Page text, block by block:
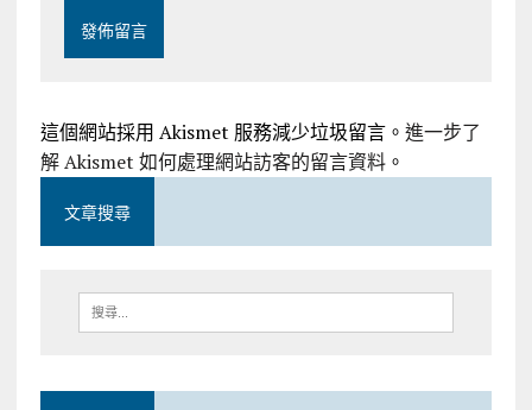
這個網站採用 Akismet 服務減少垃圾留言。 進一步了
解 Akismet 如何處理網站訪客的留言資料。
文章搜尋